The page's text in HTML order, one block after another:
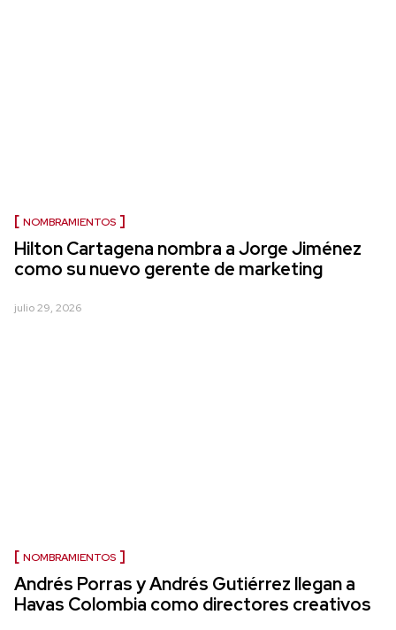
NOMBRAMIENTOS
Hilton Cartagena nombra a Jorge Jiménez
como su nuevo gerente de marketing
julio 29, 2026
NOMBRAMIENTOS
Andrés Porras y Andrés Gutiérrez llegan a
Havas Colombia como directores creativos